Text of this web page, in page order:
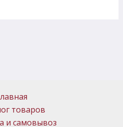
товаров
и самовывоз